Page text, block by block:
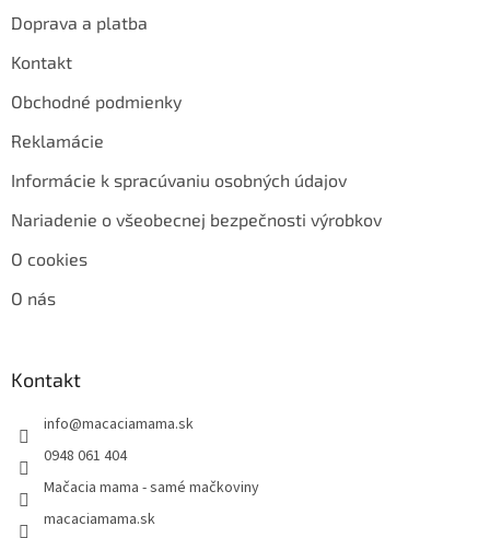
Doprava a platba
Kontakt
Obchodné podmienky
Reklamácie
Informácie k spracúvaniu osobných údajov
Nariadenie o všeobecnej bezpečnosti výrobkov
O cookies
O nás
Kontakt
info@macaciamama.sk
0948 061 404
Mačacia mama - samé mačkoviny
macaciamama.sk